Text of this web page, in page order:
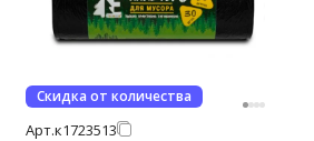
Скидка от количества
Арт.к1723513